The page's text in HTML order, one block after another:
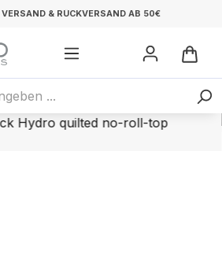
& RÜCKVERSAND AB 50€